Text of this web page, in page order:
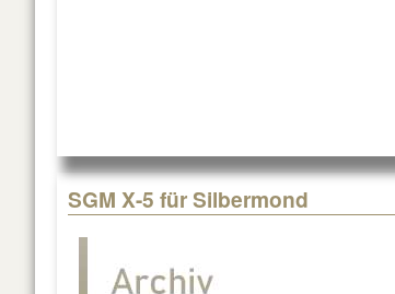
SGM X-5 für Silbermond